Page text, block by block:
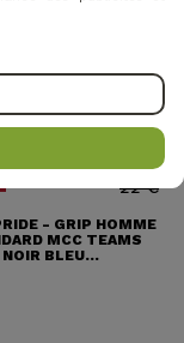
Price19 €
Regular
22 €
- GRIP HOMME
MCC TEAMS
NOIR BLEU...